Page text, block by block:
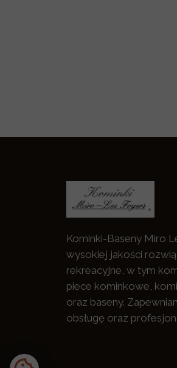
Kominki-Baseny Miro
wysokiej jakości
rekreacyjne, w tym
piece kominkowe,
oraz baseny.
obsługę oraz